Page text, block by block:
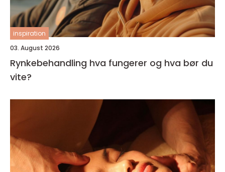
inspiration
03. August 2026
Rynkebehandling hva fungerer og hva bør du
vite?